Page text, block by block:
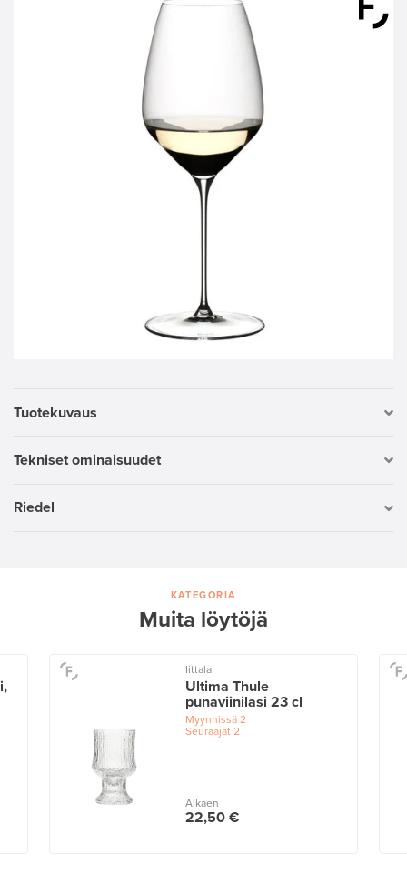
Tuotekuvaus
Tekniset ominaisuudet
Riedel
KATEGORIA
Muita löytöjä
Iittala
Ultima Thule
punaviinilasi 23 cl
Myynnissä2
Seuraajat2
Alkaen
22,50 €